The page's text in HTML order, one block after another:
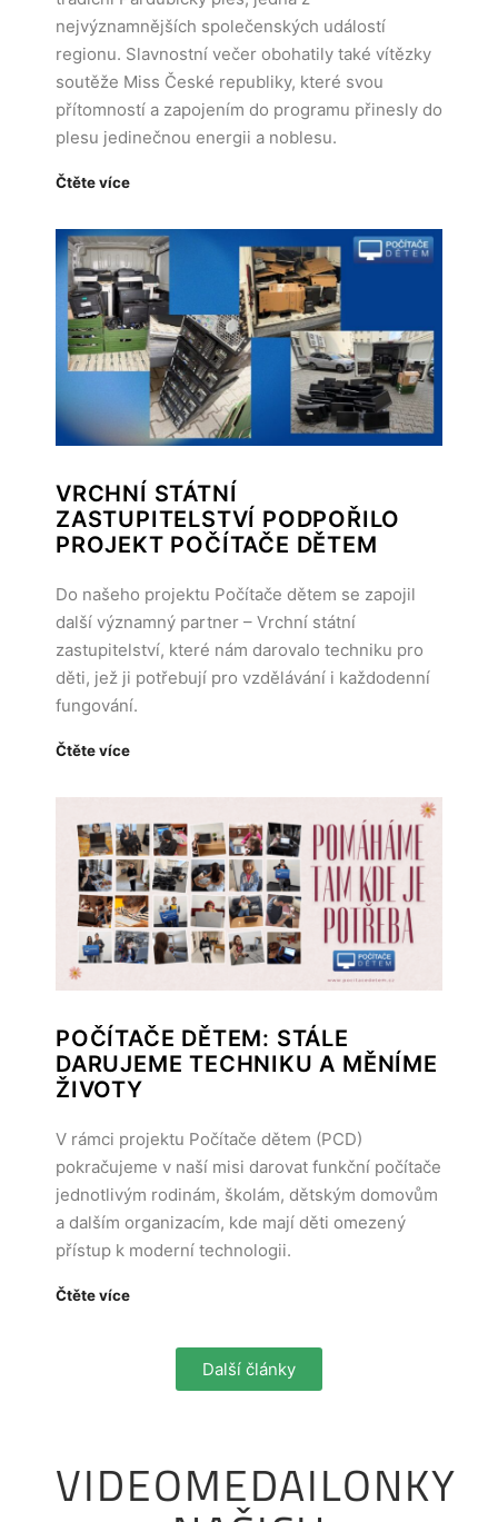
nejvýznamnějších společenských událostí
regionu. Slavnostní večer obohatily také vítězky
soutěže Miss České republiky, které svou
přítomností a zapojením do programu přinesly do
plesu jedinečnou energii a noblesu.
Čtěte více
VRCHNÍ STÁTNÍ
ZASTUPITELSTVÍ PODPOŘILO
PROJEKT POČÍTAČE DĚTEM
Do našeho projektu Počítače dětem se zapojil
další významný partner – Vrchní státní
zastupitelství, které nám darovalo techniku pro
děti, jež ji potřebují pro vzdělávání i každodenní
fungování.
Čtěte více
POČÍTAČE DĚTEM: STÁLE
DARUJEME TECHNIKU A MĚNÍME
ŽIVOTY
V rámci projektu Počítače dětem (PCD)
pokračujeme v naší misi darovat funkční počítače
jednotlivým rodinám, školám, dětským domovům
a dalším organizacím, kde mají děti omezený
přístup k moderní technologii.
Čtěte více
Další články
VIDEOMEDAILONKY